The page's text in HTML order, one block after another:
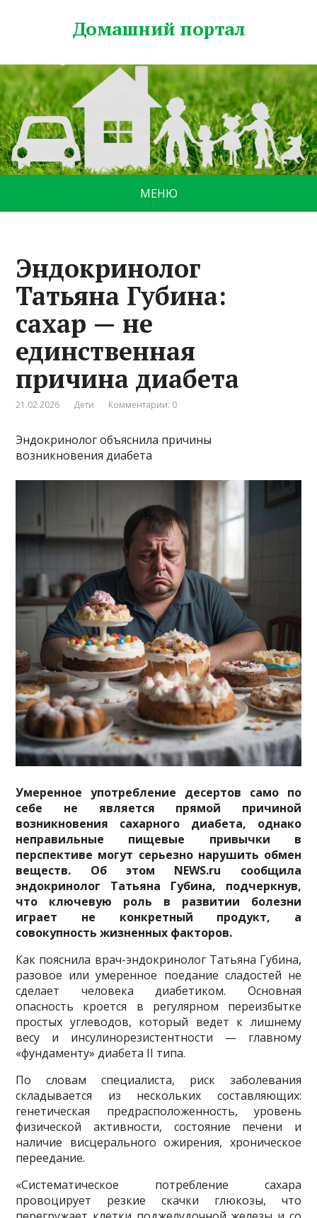
Домашний портал
МЕНЮ
Эндокринолог
Татьяна Губина:
сахар — не
единственная
причина диабета
21.02.2026 Дети Комментарии: 0
Эндокринолог объяснила причины
возникновения диабета
Умеренное употребление десертов само по
себе не является прямой причиной
возникновения сахарного диабета, однако
неправильные пищевые привычки в
перспективе могут серьезно нарушить обмен
веществ. Об этом NEWS.ru сообщила
эндокринолог Татьяна Губина, подчеркнув,
что ключевую роль в развитии болезни
играет не конкретный продукт, а
совокупность жизненных факторов.
Как пояснила врач-эндокринолог Татьяна Губина,
разовое или умеренное поедание сладостей не
сделает человека диабетиком. Основная
опасность кроется в регулярном переизбытке
простых углеводов, который ведет к лишнему
весу и инсулинорезистентности — главному
«фундаменту» диабета II типа.
По словам специалиста, риск заболевания
складывается из нескольких составляющих:
генетическая предрасположенность, уровень
физической активности, состояние печени и
наличие висцерального ожирения, хроническое
переедание.
«Систематическое потребление сахара
провоцирует резкие скачки глюкозы, что